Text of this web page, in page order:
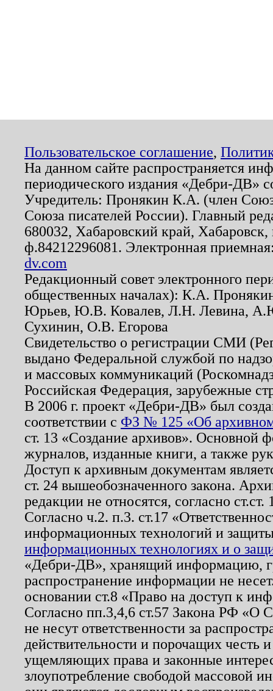
Пользовательское соглашение,
На данном сайте распространяется
периодического издания «Дебри-ДВ»
Учредитель: Пронякин К.А. (член
Союза писателей России). Главный
680032, Хабаровский край,
ф.84212296081. Электронная
dv.com
Редакционный совет электронного
общественных началах): К.А.
Юрьев, Ю.В. Ковалев, Л.Н. Левина,
Сухинин, О.В. Егорова
Свидетельство о регистрации СМИ
выдано Федеральной службой по
и массовых коммуникаций
Российская Федерация, зарубежные
В 2006 г. проект «Дебри-ДВ» был
соответствии с ФЗ № 125 «Об
ст. 13 «Создание архивов». Основной
журналов, изданные книги, а также
Доступ к архивным документам
ст. 24 вышеобозначенного закона.
редакции не относятся, согласно
Согласно ч.2. п.3. ст.17
информационных технологий и
информационных технологиях и о
«Дебри-ДВ», хранящий информацию,
распространение информации не
основании ст.8 «Право на доступ к
Согласно пп.3,4,6 ст.57 Закона РФ «О
не несут ответственности за
действительности и порочащих честь
ущемляющих права и законные
злоупотребление свободой массовой